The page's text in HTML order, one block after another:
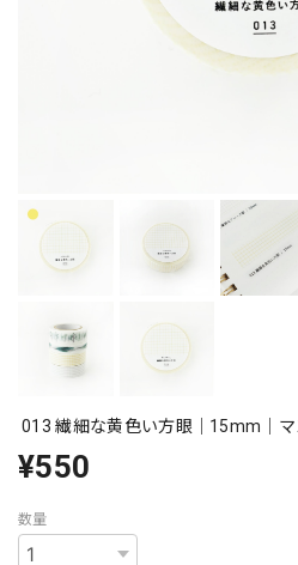
013 繊細な黄色い方眼｜15mm｜
¥550
数量